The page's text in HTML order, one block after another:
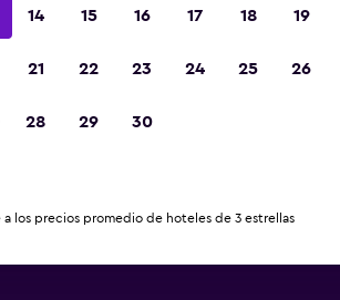
14 15 16 17 18 19
21 22 23 24 25 26
28 29 30
a los precios promedio de hoteles de 3 estrellas